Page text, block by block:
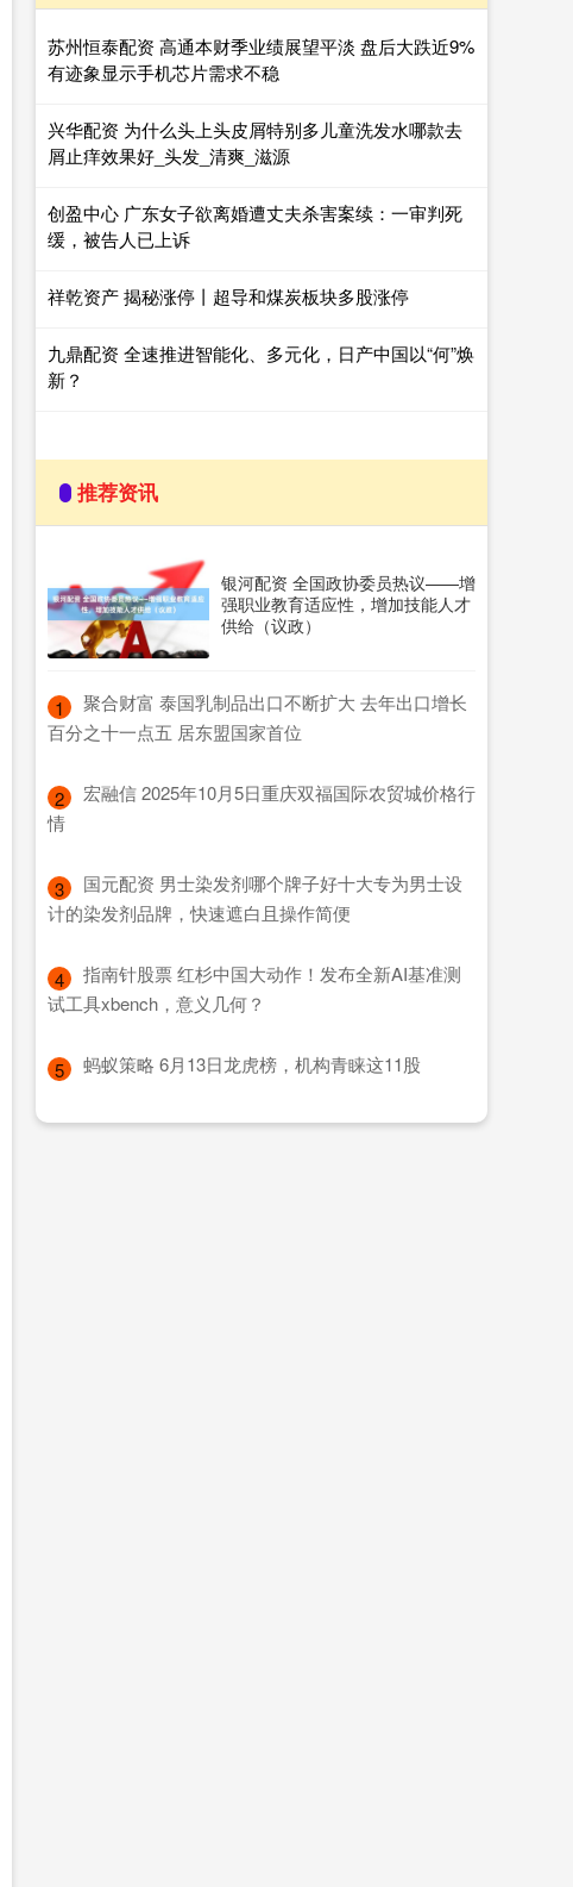
苏州恒泰配资 高通本财季业绩展望平淡 盘后大跌近9%
有迹象显示手机芯片需求不稳
兴华配资 为什么头上头皮屑特别多儿童洗发水哪款去
屑止痒效果好_头发_清爽_滋源
创盈中心 广东女子欲离婚遭丈夫杀害案续：一审判死
缓，被告人已上诉
祥乾资产 揭秘涨停丨超导和煤炭板块多股涨停
九鼎配资 全速推进智能化、多元化，日产中国以“何”焕
新？
推荐资讯
银河配资 全国政协委员热议——增
强职业教育适应性，增加技能人才
供给（议政）
1
​聚合财富 泰国乳制品出口不断扩大 去年出口增长
百分之十一点五 居东盟国家首位
2
​宏融信 2025年10月5日重庆双福国际农贸城价格行
情
3
​国元配资 男士染发剂哪个牌子好十大专为男士设
计的染发剂品牌，快速遮白且操作简便
4
​指南针股票 红杉中国大动作！发布全新AI基准测
试工具xbench，意义几何？
5 ​蚂蚁策略 6月13日龙虎榜，机构青睐这11股